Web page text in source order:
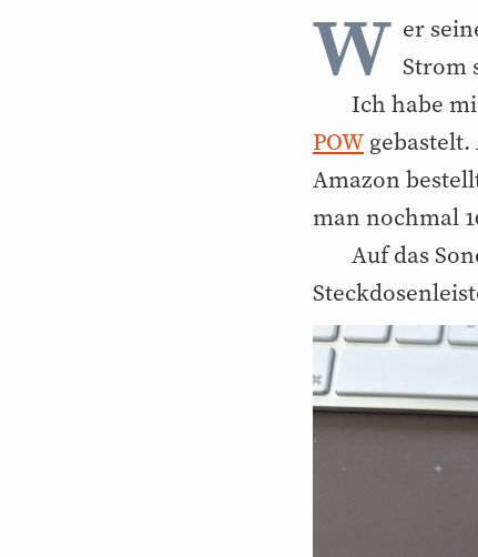
W er
Strom
Ich habe
POW
Amazon
man nochmal
Auf das